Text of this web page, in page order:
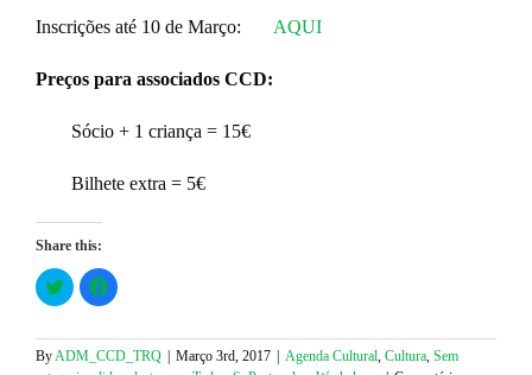
Inscrições até 10 de Março: AQUI
Preços para associados CCD:
Sócio + 1 criança = 15€
Bilhete extra = 5€
Share this:
Click
to
share
Twitter
(Opens
Click
to
Facebook
(Opens
in
ByADM_CCD_TRQ Março 3rd, 2017 Agenda Cultural, Cultura, Sem